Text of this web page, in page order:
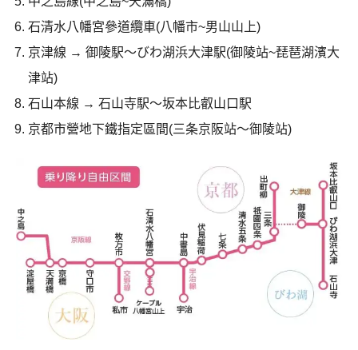
石清水八幡宮參道纜車(八幡市~男山山上)
京津線 → 御陵駅〜びわ湖浜大津駅(御陵站~琵琶湖濱大
津站)
石山本線 → 石山寺駅〜坂本比叡山口駅
京都市營地下鐵指定區間(三条京阪站〜御陵站)